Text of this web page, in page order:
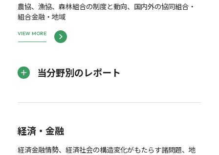
農協、漁協、森林組合の制度と動向、国内外の協同組合・
組合金融・地域
VIEW MORE
当分野別のレポート
経済・金融
経済金融情勢、経済社会の構造変化がもたらす諸問題、地